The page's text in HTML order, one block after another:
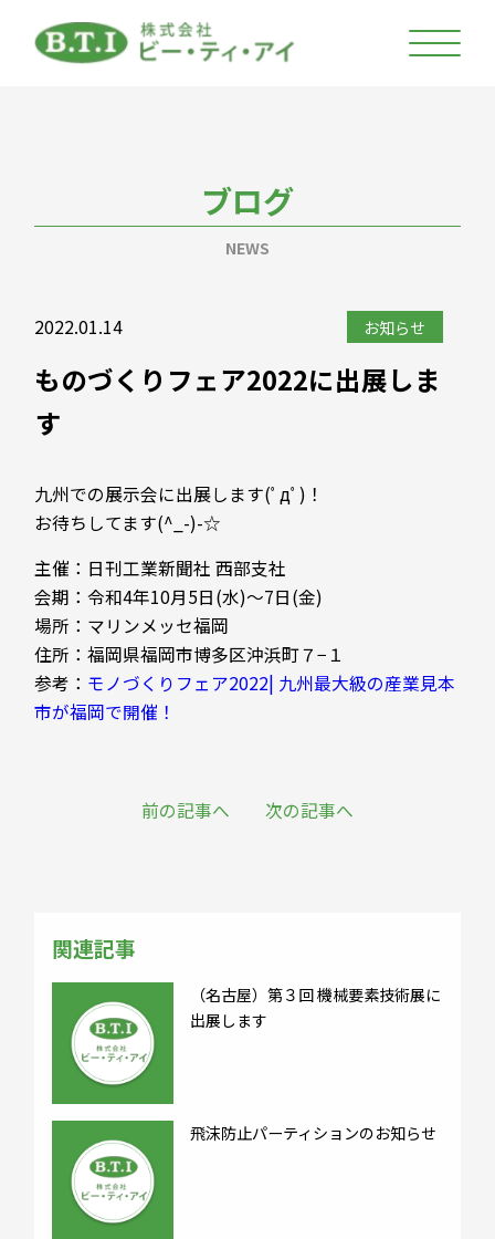
ブログ
NEWS
2022.01.14 お知らせ
ものづくりフェア2022に出展しま
す
九州での展示会に出展します(ﾟдﾟ)！
お待ちしてます(^_-)-☆
主催：日刊工業新聞社 西部支社
会期：令和4年10月5日(水)～7日(金)
場所：マリンメッセ福岡
住所：福岡県福岡市博多区沖浜町７−１
参考： モノづくりフェア2022| 九州最大級の産業見本
市が福岡で開催！
前の記事へ 次の記事へ
関連記事
（名古屋）第３回 機械要素技術展に
出展します
飛沫防止パーティションのお知らせ